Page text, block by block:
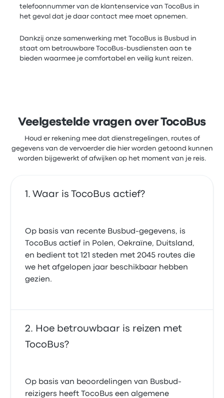
telefoonnummer van de klantenservice van TocoBus in
het geval dat je daar contact mee moet opnemen.
Dankzij onze samenwerking met TocoBus is Busbud in
staat om betrouwbare TocoBus-busdiensten aan te
bieden waarmee je comfortabel en veilig kunt reizen.
Veelgestelde vragen over TocoBus
Houd er rekening mee dat dienstregelingen, routes of
gegevens van de vervoerder die hier worden getoond kunnen
worden bijgewerkt of afwijken op het moment van je reis.
Waar is TocoBus actief?
Op basis van recente Busbud-gegevens, is
TocoBus actief in Polen, Oekraïne, Duitsland,
en bedient tot 121 steden met 2045 routes die
we het afgelopen jaar beschikbaar hebben
gezien.
Hoe betrouwbaar is reizen met
TocoBus?
Op basis van beoordelingen van Busbud-
reizigers heeft TocoBus een algemene